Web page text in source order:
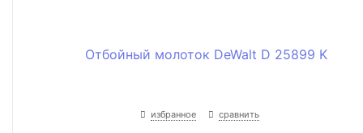
избранное сравнить